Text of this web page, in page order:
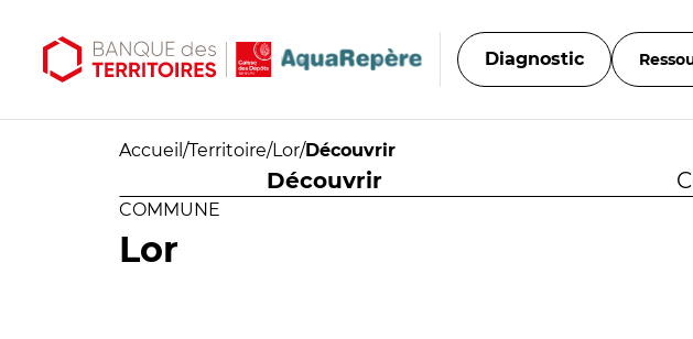
Diagnostic
Accueil /Territoire/Lor/Découvrir
Découvrir
COMMUNE
Lor